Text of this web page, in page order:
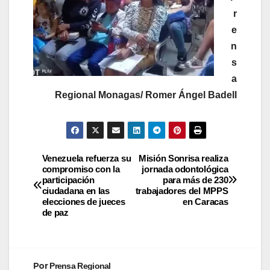
r
e
n
s
a
Regional Monagas/ Romer Ángel Badell
Misión Sonrisa realiza
jornada odontológica
para más de 230
trabajadores del MPPS
en Caracas
Venezuela refuerza su
compromiso con la
participación
ciudadana en las
elecciones de jueces
de paz
PorPrensa Regional